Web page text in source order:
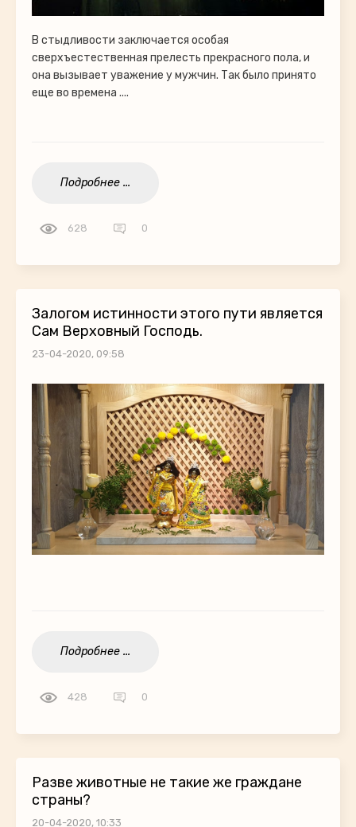
В стыдливости заключается особая
сверхъестественная прелесть прекрасного пола, и
она вызывает уважение у мужчин. Так было принято
еще во времена ....
Подробнее ...
628 0
Залогом истинности этого пути является
Сам Верховный Господь.
23-04-2020, 09:58
Подробнее ...
428 0
Разве животные не такие же граждане
страны?
20-04-2020, 10:33